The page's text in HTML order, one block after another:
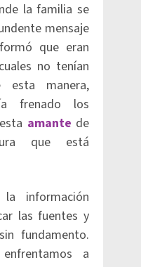
la familia se
mensaje
que eran
no tenían
esta manera,
frenado los
amante de
que está
información
las fuentes y
fundamento.
a